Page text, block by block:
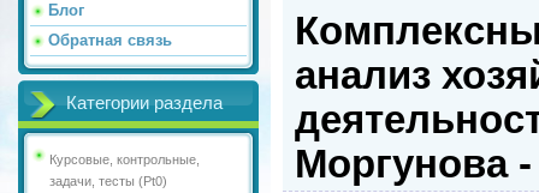
Блог
Обратная связь
Категории раздела
Курсовые, контрольные,
задачи, тесты (Pt0)
анализ
Моргунова